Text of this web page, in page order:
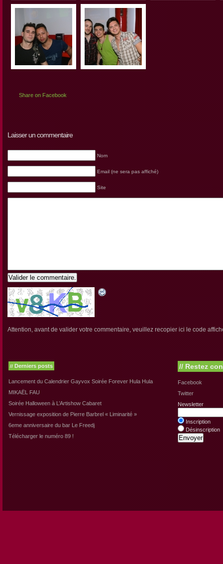
Share on Facebook
Laisser un commentaire
Nom
Email (ne sera pas affiché)
Site
Valider le commentaire.
Attention, avant de valider votre commentaire, veuillez recopier ici le code
// Derniers posts
Lancement du Calendrier Gayvox Soirée Forever Hula Hula
MIKAËL FAU
Soirée Halloween à L’Artishow Cabaret
Vernissage exposition de Pierre Barbrel « Liminarité »
6eme anniversaire du bar Le Freedj
Télécharger le numéro 89 !
// Restez
Facebook
Twitter
Newsletter
Inscription
Désinscription